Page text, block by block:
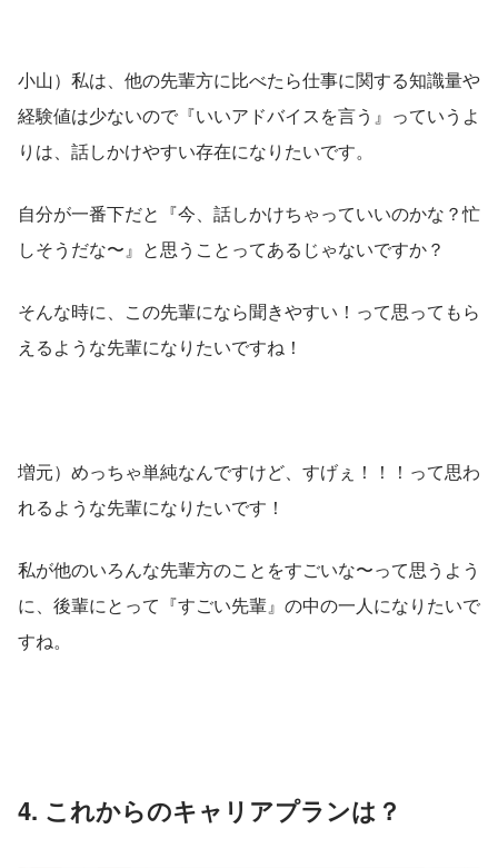
小山）私は、他の先輩方に比べたら仕事に関する知識量や
経験値は少ないので『いいアドバイスを言う』っていうよ
りは、話しかけやすい存在になりたいです。
自分が一番下だと『今、話しかけちゃっていいのかな？忙
しそうだな〜』と思うことってあるじゃないですか？
そんな時に、この先輩になら聞きやすい！って思ってもら
えるような先輩になりたいですね！
増元）めっちゃ単純なんですけど、すげぇ！！！って思わ
れるような先輩になりたいです！
私が他のいろんな先輩方のことをすごいな〜って思うよう
に、後輩にとって『すごい先輩』の中の一人になりたいで
すね。
4. これからのキャリアプランは？